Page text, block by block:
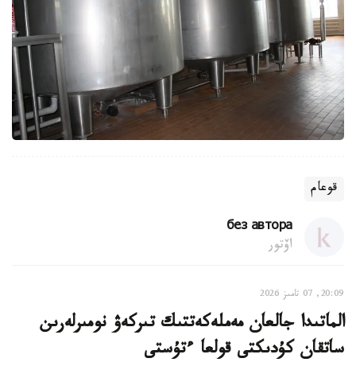
قوعام
без автора
اۆتور
20:09, 07 تامىز 2026
الماتىدا جالعان مەملەكەتتىك تىركەۋ نومىرلەرىن
ساتقان كۇدىكتى قولعا ءتۇستى